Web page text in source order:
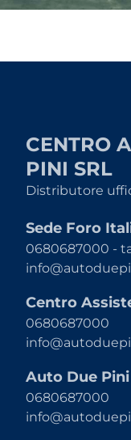
CENTRO
PINI SRL
Distributore
Sede Foro
0680687000 -
Centro
0680687000
Auto Due Pini
0680687000